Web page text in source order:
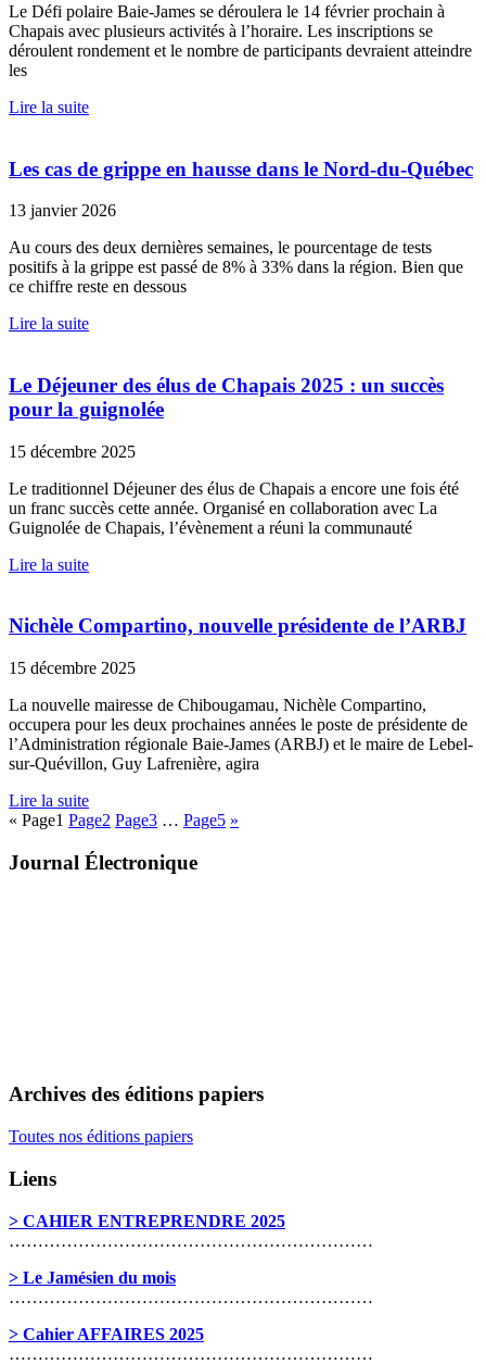
Le Défi polaire Baie-James se déroulera le 14 février prochain à
Chapais avec plusieurs activités à l’horaire. Les inscriptions se
déroulent rondement et le nombre de participants devraient atteindre
les
Lire la suite
Les cas de grippe en hausse dans le Nord-du-Québec
13 janvier 2026
Au cours des deux dernières semaines, le pourcentage de tests
positifs à la grippe est passé de 8% à 33% dans la région. Bien que
ce chiffre reste en dessous
Lire la suite
Le Déjeuner des élus de Chapais 2025 : un succès
pour la guignolée
15 décembre 2025
Le traditionnel Déjeuner des élus de Chapais a encore une fois été
un franc succès cette année. Organisé en collaboration avec La
Guignolée de Chapais, l’évènement a réuni la communauté
Lire la suite
Nichèle Compartino, nouvelle présidente de l’ARBJ
15 décembre 2025
La nouvelle mairesse de Chibougamau, Nichèle Compartino,
occupera pour les deux prochaines années le poste de présidente de
l’Administration régionale Baie-James (ARBJ) et le maire de Lebel-
sur-Quévillon, Guy Lafrenière, agira
Lire la suite
« Page1 Page2 Page3 … Page5 »
Journal Électronique
Archives des éditions papiers
Toutes nos éditions papiers
Liens
> CAHIER ENTREPRENDRE 2025
………………………………………………………
> Le Jamésien du mois
………………………………………………………
> Cahier AFFAIRES 2025
………………………………………………………